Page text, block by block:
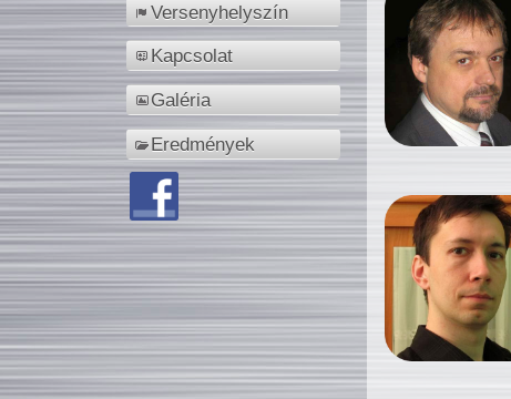
Versenyhelyszín
Kapcsolat
Galéria
Eredmények